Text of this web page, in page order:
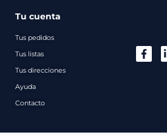
Tu cuenta
Tus pedidos
Tus listas
Tus direcciones
Ayuda
Contacto